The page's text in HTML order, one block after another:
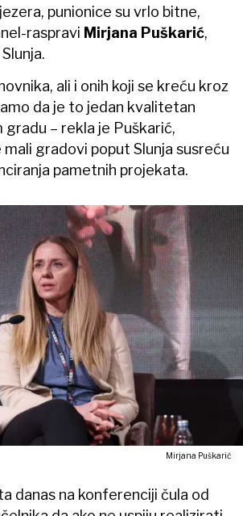
punionice su vrlo bitne,
raspravi Mirjana Puškarić,
ali i onih koji se kreću kroz
da je to jedan kvalitetan
gradu – rekla je Puškarić,
mali gradovi poput Slunja susreću
pametnih projekata.
Mirjana Puškarić
danas na konferenciji čula od